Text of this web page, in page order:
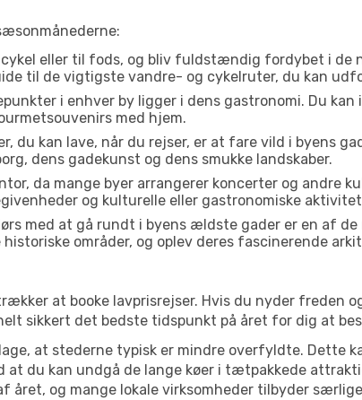
eller til fods, og bliv fuldstændig fordybet i de
til de vigtigste vandre- og cykelruter, du kan
i enhver by ligger i dens gastronomi. Du kan
med hjem.
du kan lave, når du rejser, er at fare vild i byens
dens gadekunst og dens smukke landskaber.
da mange byer arrangerer koncerter og andre
og kulturelle eller gastronomiske
med at gå rundt i byens ældste gader er en af de
områder, og oplev deres fascinerende
at booke lavprisrejser. Hvis du nyder freden
sikkert det bedste tidspunkt på året for dig at
at stederne typisk er mindre overfyldte. Dette
du kan undgå de lange køer i tætpakkede
og mange lokale virksomheder tilbyder